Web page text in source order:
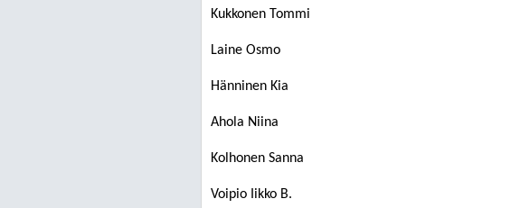
Kukkonen Tommi
Laine Osmo
Hänninen Kia
Ahola Niina
Kolhonen Sanna
Voipio Iikko B.